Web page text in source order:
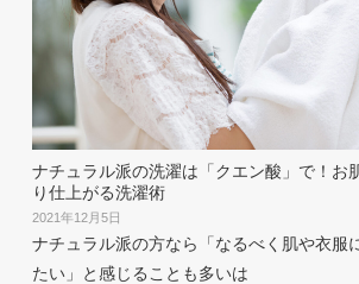
ナチュラル派の洗濯は「クエン酸」で！お
り仕上がる洗濯術
2021年12月5日
ナチュラル派の方なら「なるべく肌や衣服
たい」と感じることも多いは